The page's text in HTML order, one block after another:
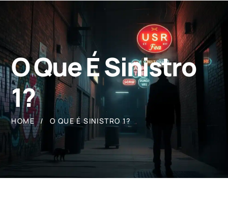
O Que É Sinistro
1?
HOME O QUE É SINISTRO 1?